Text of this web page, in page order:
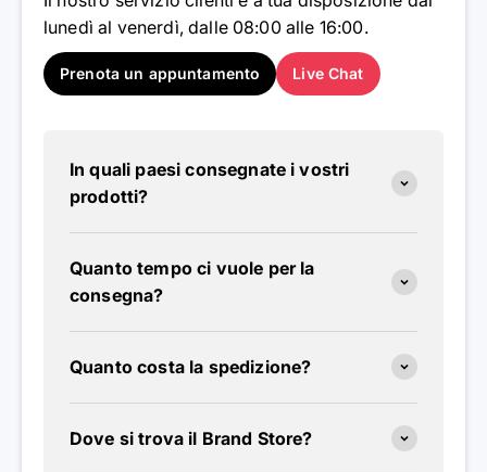
lunedì al venerdì, dalle 08:00 alle 16:00.
Prenota un appuntamento Live Chat
In quali paesi consegnate i vostri
prodotti?
Quanto tempo ci vuole per la
consegna?
Quanto costa la spedizione?
Dove si trova il Brand Store?